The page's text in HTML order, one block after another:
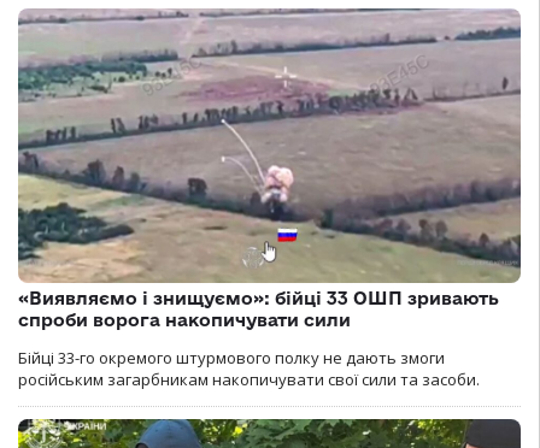
«Виявляємо і знищуємо»: бійці 33 ОШП зривають
спроби ворога накопичувати сили
Бійці 33-го окремого штурмового полку не дають змоги
російським загарбникам накопичувати свої сили та засоби.